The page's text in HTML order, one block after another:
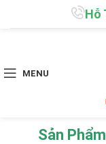
Hỗ
MENU
Sản